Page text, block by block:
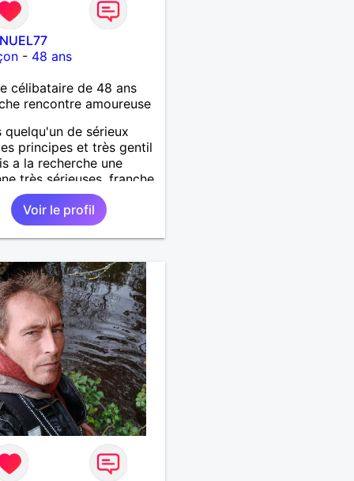
- 48 ans
célibataire de 48 ans
rencontre amoureuse
quelqu'un de sérieux
principes et très gentil
a la recherche une
très sérieuses ,franche
les critères les plus
voir accepter une
divorcer avec son
n y a aucun problème.
merci. Recherche dans
temps dialogue et
à connaître la
puis dans un deuxième
relation plus sérieuse a
vie a deux. (2017 )Ma
professionnelle et
de sécurité privée et
SIAP1. ET télésurveillance
protection dans les
supermarché. en CDI Mes
Sont la robotique ,vtt
,astronomie . Service
Voir le profil